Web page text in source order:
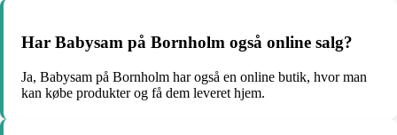
Har Babysam på Bornholm også online salg?
Ja, Babysam på Bornholm har også en online butik, hvor man
kan købe produkter og få dem leveret hjem.